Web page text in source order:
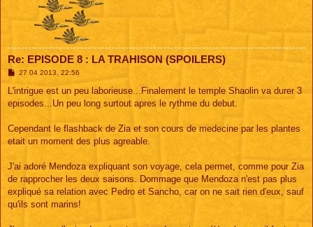
Re: EPISODE 8 : LA TRAHISON (SPOILERS)
M
s
a
27 04 2013, 22:56
L'intrigue est un peu laborieuse...Finalement le temple Shaolin va durer 3
episodes...Un peu long surtout apres le rythme du debut.
Cependant le flashback de Zia et son cours de medecine par les plantes
etait un moment des plus agreable.
J'ai adoré Mendoza expliquant son voyage, cela permet, comme pour Zia
de rapprocher les deux saisons. Dommage que Mendoza n'est pas plus
expliqué sa relation avec Pedro et Sancho, car on ne sait rien d'eux, sauf
qu'ils sont marins!